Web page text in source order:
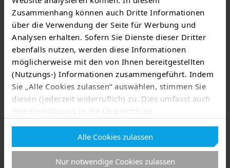
Zusammenhang können auch Dritte Informationen
über die Verwendung der Seite für Werbung und
Analysen erhalten. Sofern Sie Dienste dieser Dritter
ebenfalls nutzen, werden diese Informationen
möglicherweise mit den von Ihnen bereitgestellten
(Nutzungs-) Informationen zusammengeführt. Indem
Sie „Alle Cookies zulassen“ auswählen, stimmen Sie
diesen (jederzeit widerruflich) zu. Dies umfasst auch
Ihre Einwilligung in die Übermittlung
nach Art. 49 Abs. 1 lit. a) DSGVO
. Eine
entsprechend erteilte Einwilligung kann jederzeit
widerrufen werden. Nähere Informationen zu allem
Alle Cookies zulassen
Nur notwendige Cookies zulassen
Wir beraten Sie gerne!
Vorname*
Nachname*